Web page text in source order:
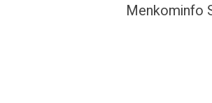
Menkominfo